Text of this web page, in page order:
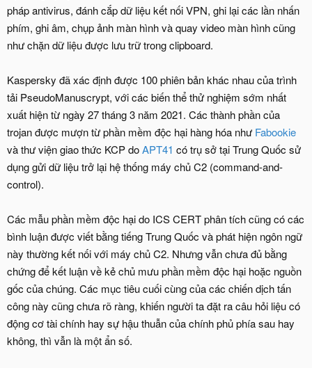
pháp antivirus, đánh cắp dữ liệu kết nối VPN, ghi lại các lần nhấn
phím, ghi âm, chụp ảnh màn hình và quay video màn hình cũng
như chặn dữ liệu được lưu trữ trong clipboard.
Kaspersky đã xác định được 100 phiên bản khác nhau của trình
tải PseudoManuscrypt, với các biến thể thử nghiệm sớm nhất
xuất hiện từ ngày 27 tháng 3 năm 2021. Các thành phần của
trojan được mượn từ phần mềm độc hại hàng hóa như Fabookie
và thư viện giao thức KCP doAPT41 có trụ sở tại Trung Quốc sử
dụng gửi dữ liệu trở lại hệ thống máy chủ C2 (command-and-
control).
Các mẫu phần mềm độc hại do ICS CERT phân tích cũng có các
bình luận được viết bằng tiếng Trung Quốc và phát hiện ngôn ngữ
này thường kết nối với máy chủ C2. Nhưng vẫn chưa đủ bằng
chứng để kết luận về kẻ chủ mưu phần mềm độc hại hoặc nguồn
gốc của chúng. Các mục tiêu cuối cùng của các chiến dịch tấn
công này cũng chưa rõ ràng, khiến người ta đặt ra câu hỏi liệu có
động cơ tài chính hay sự hậu thuẫn của chính phủ phía sau hay
không, thì vẫn là một ẩn số.